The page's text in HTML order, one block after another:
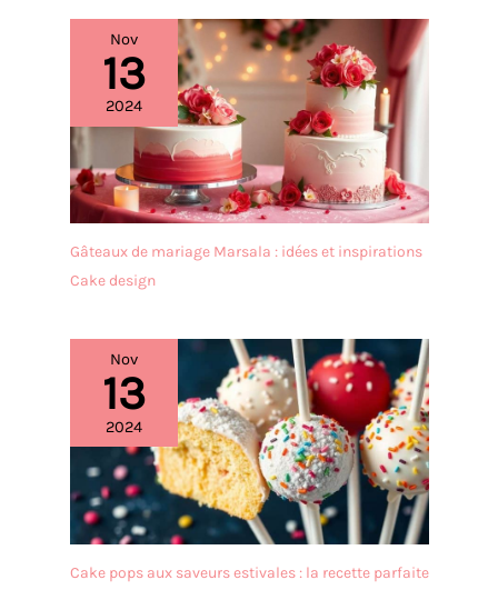
l'attacher à votre four ou à
votre réfrigérateur ou le
suspendre n'importe où.
Après utilisation, il suffit
d'essuyer ou de rincer la
sonde
Nov
13
2024
Gâteaux de mariage Marsala : idées et inspirations
Cake design
Nov
13
2024
Cake pops aux saveurs estivales : la recette parfaite